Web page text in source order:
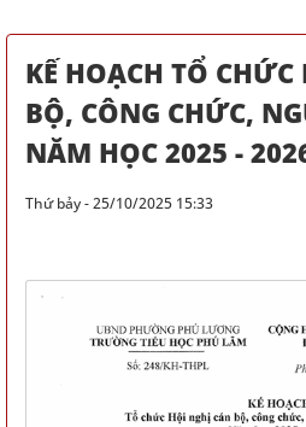
KẾ HOẠCH TỔ
BỘ, CÔNG CHỨC,
NĂM HỌC 2025 -
Thứ bảy - 25/10/2025 15:33